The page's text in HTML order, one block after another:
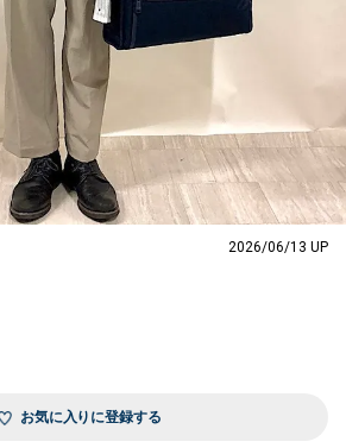
2026/06/13 UP
お気に入りに登録する